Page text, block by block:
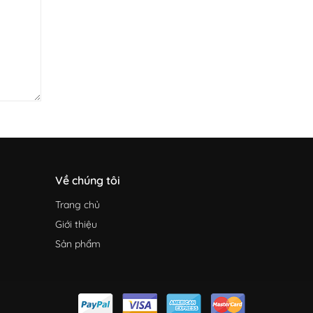
Về chúng tôi
Trang chủ
Giới thiệu
Sản phẩm